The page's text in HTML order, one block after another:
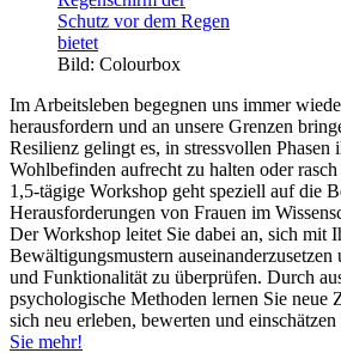
Bild: Colourbox
Im Arbeitsleben begegnen uns immer
herausfordern und an unsere Grenzen
Resilienz gelingt es, in stressvollen Phasen
Wohlbefinden aufrecht zu halten oder
1,5-tägige Workshop geht speziell auf die
Herausforderungen von Frauen im
Der Workshop leitet Sie dabei an, sich mit
Bewältigungsmustern
und Funktionalität zu überprüfen. Durch
psychologische Methoden lernen Sie neue
sich neu erleben, bewerten und
Sie mehr!